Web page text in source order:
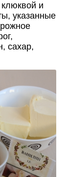
и
указанные
сахар,